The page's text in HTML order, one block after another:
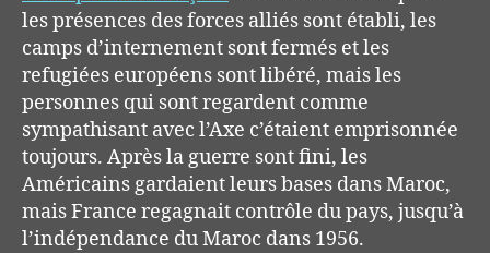
les présences des forces alliés sont établi, les
camps d’internement sont fermés et les
refugiées européens sont libéré, mais les
personnes qui sont regardent comme
sympathisant avec l’Axe c’étaient emprisonnée
toujours. Après la guerre sont fini, les
Américains gardaient leurs bases dans Maroc,
mais France regagnait contrôle du pays, jusqu’à
l’indépendance du Maroc dans 1956.